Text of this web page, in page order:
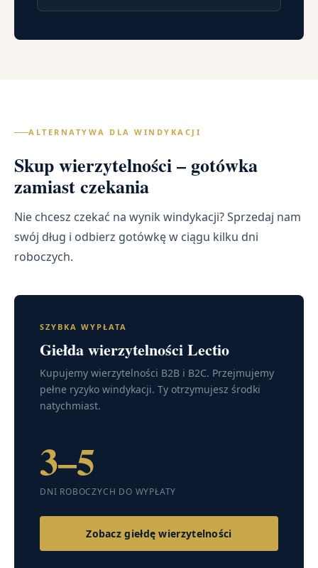
ALTERNATYWA DLA WINDYKACJI
Skup wierzytelności – gotówka
zamiast czekania
Nie chcesz czekać na wynik windykacji? Sprzedaj nam
swój dług i odbierz gotówkę w ciągu kilku dni
roboczych.
SZYBKA WYPŁATA
Giełda wierzytelności Lectio
Kupujemy wierzytelności B2B i B2C. Przejmujemy
pełne ryzyko windykacji. Ty otrzymujesz środki
natychmiast.
3–5
DNI ROBOCZYCH DO WYPŁATY
Zobacz giełdę wierzytelności